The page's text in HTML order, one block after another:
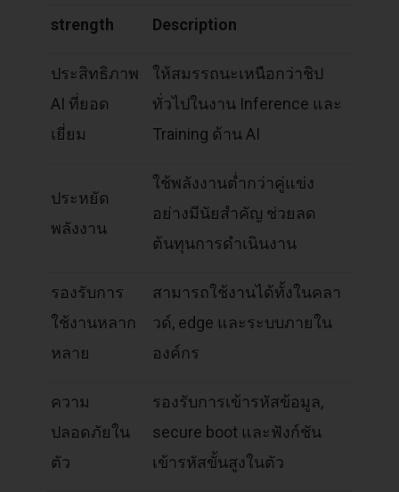
strength Description
ประสิทธิภาพ
AI ที่ยอด
เยี่ยม
ให้สมรรถนะเหนือกว่าชิป
ทั่วไปในงาน Inference และ
Training ด้าน AI
ประหยัด
พลังงาน
ใช้พลังงานต่ำกว่าคู่แข่ง
อย่างมีนัยสำคัญ ช่วยลด
ต้นทุนการดำเนินงาน
รองรับการ
ใช้งานหลาก
หลาย
สามารถใช้งานได้ทั้งในคลา
วด์, edge และระบบภายใน
องค์กร
ความ
ปลอดภัยใน
ตัว
รองรับการเข้ารหัสข้อมูล,
secure boot และฟังก์ชัน
เข้ารหัสขั้นสูงในตัว